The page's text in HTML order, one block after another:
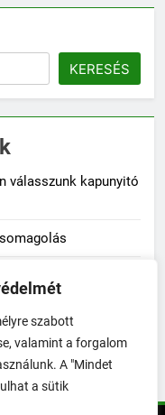
szabott
valamint a forgalom
A "Mindet
a sütik
KERESÉS
válasszunk kapunyitó
életben
fogyás után?